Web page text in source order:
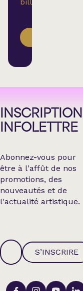
INSCRIPTION
INFOLETTRE
Abonnez-vous pour
être à l'affût de nos
promotions, des
nouveautés et de
l'actualité artistique.
S’INSCRIRE